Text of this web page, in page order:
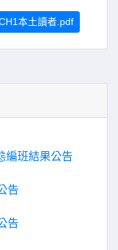
本土讀者.pdf
編班結果公告
告
告